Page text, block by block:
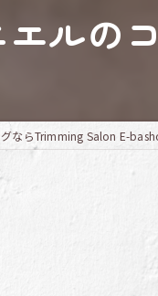
ルの
ならTrimming Salon E-